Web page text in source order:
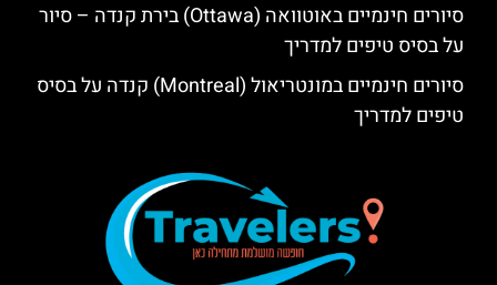
סיורים חינמיים באוטוואה (Ottawa) בירת קנדה – סיור
על בסיס טיפים למדריך
סיורים חינמיים במונטריאול (Montreal) קנדה על בסיס
טיפים למדריך